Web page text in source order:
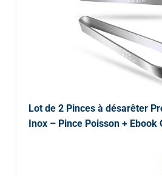
Lot de 2 Pinces à désarêter
Inox – Pince Poisson + Ebook